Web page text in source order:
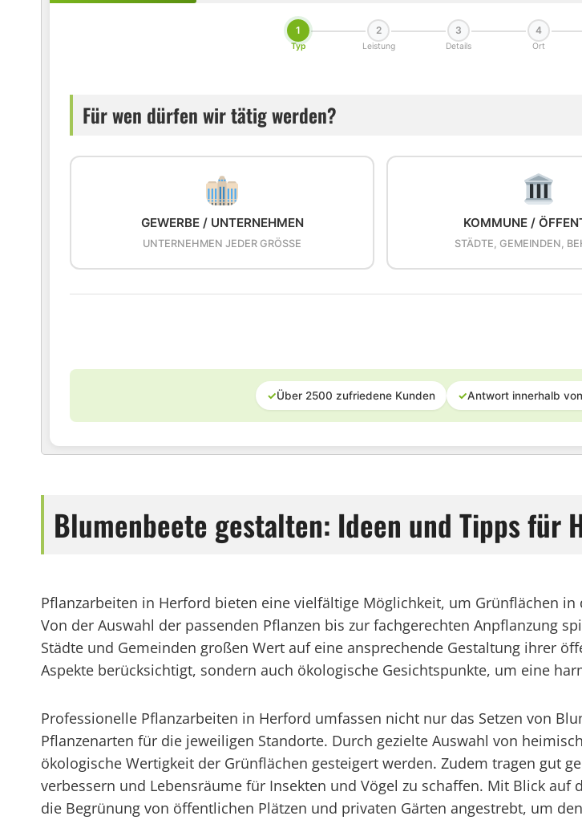
1
Typ
2
Leistung
3
Details
4
Ort
Für wen dürfen wir tätig werden?
GEWERBE / UNTERNEHMEN
UNTERNEHMEN JEDER GRÖSSE
KOMMUNE /
STÄDTE, GEMEINDEN,
✓Über 2500 zufriedene Kunden ✓Antwort innerhalb
Blumenbeete gestalten: Ideen und Tipps für
Pflanzarbeiten in Herford bieten eine vielfältige Möglichkeit, um Grünflächen
Von der Auswahl der passenden Pflanzen bis zur fachgerechten Anpflanzung
Städte und Gemeinden großen Wert auf eine ansprechende Gestaltung ihrer
Aspekte berücksichtigt, sondern auch ökologische Gesichtspunkte, um eine
Professionelle Pflanzarbeiten in Herford umfassen nicht nur das Setzen von
Pflanzenarten für die jeweiligen Standorte. Durch gezielte Auswahl von
ökologische Wertigkeit der Grünflächen gesteigert werden. Zudem tragen gut
verbessern und Lebensräume für Insekten und Vögel zu schaffen. Mit Blick
die Begrünung von öffentlichen Plätzen und privaten Gärten angestrebt, um